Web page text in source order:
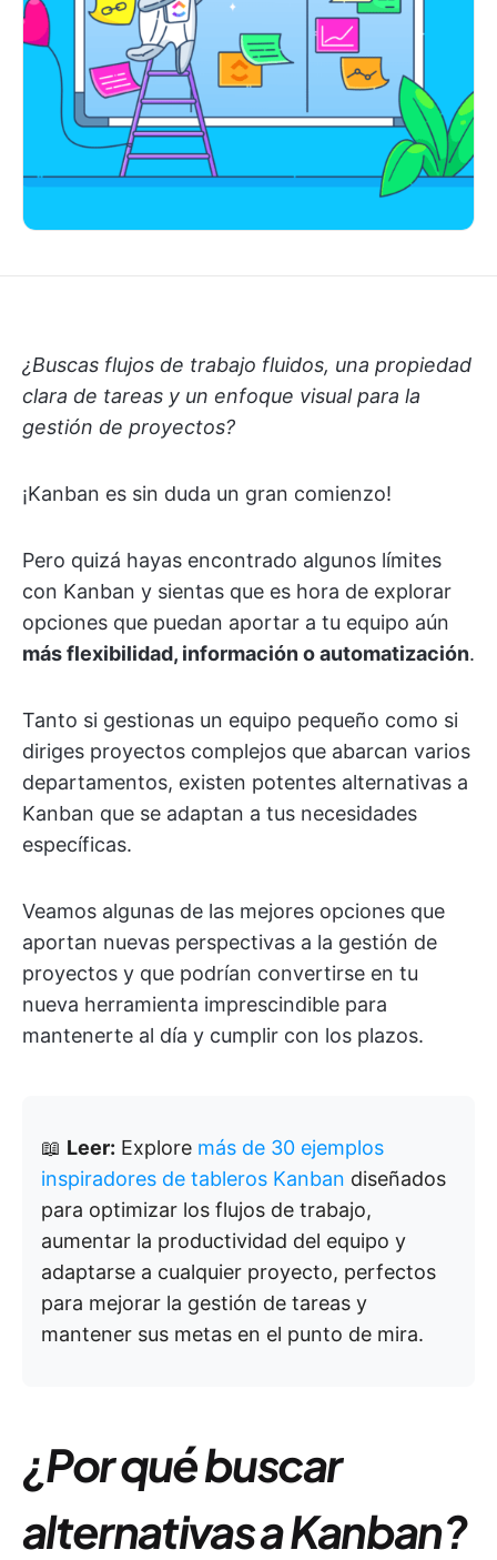
¿Buscas flujos de trabajo fluidos, una propiedad
clara de tareas y un enfoque visual para la
gestión de proyectos?
¡Kanban es sin duda un gran comienzo!
Pero quizá hayas encontrado algunos límites
con Kanban y sientas que es hora de explorar
opciones que puedan aportar a tu equipo aún
más flexibilidad, información o automatización.
Tanto si gestionas un equipo pequeño como si
diriges proyectos complejos que abarcan varios
departamentos, existen potentes alternativas a
Kanban que se adaptan a tus necesidades
específicas.
Veamos algunas de las mejores opciones que
aportan nuevas perspectivas a la gestión de
proyectos y que podrían convertirse en tu
nueva herramienta imprescindible para
mantenerte al día y cumplir con los plazos.
📖 Leer: Explore más de 30 ejemplos
inspiradores de tableros Kanban diseñados
para optimizar los flujos de trabajo,
aumentar la productividad del equipo y
adaptarse a cualquier proyecto, perfectos
para mejorar la gestión de tareas y
mantener sus metas en el punto de mira.
¿Por qué buscar
alternativas a Kanban?